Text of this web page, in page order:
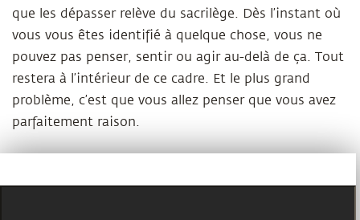
que les dépasser relève du sacrilège. Dès l’instant où
vous vous êtes identifié à quelque chose, vous ne
pouvez pas penser, sentir ou agir au-delà de ça. Tout
restera à l’intérieur de ce cadre. Et le plus grand
problème, c’est que vous allez penser que vous avez
parfaitement raison.